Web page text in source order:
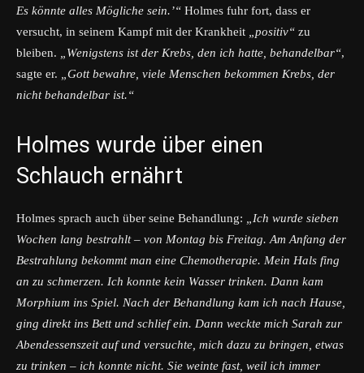
Es könnte alles Mögliche sein.’“ Holmes fuhr fort, dass er
versucht, in seinem Kampf mit der Krankheit
„positiv“ zu
bleiben.
„Wenigstens ist der Krebs, den ich hatte, behandelbar“,
sagte er.
„Gott bewahre, viele Menschen bekommen Krebs, der
nicht behandelbar ist.“
Holmes wurde über einen
Schlauch ernährt
Holmes sprach auch über seine Behandlung:
„Ich wurde sieben
Wochen lang bestrahlt – von Montag bis Freitag. Am Anfang der
Bestrahlung bekommt man eine Chemotherapie. Mein Hals fing
an zu schmerzen. Ich konnte kein Wasser trinken. Dann kam
Morphium ins Spiel. Nach der Behandlung kam ich nach Hause,
ging direkt ins Bett und schlief ein. Dann weckte mich Sarah zur
Abendessenszeit auf und versuchte, mich dazu zu bringen, etwas
zu trinken – ich konnte nicht. Sie weinte fast, weil ich immer